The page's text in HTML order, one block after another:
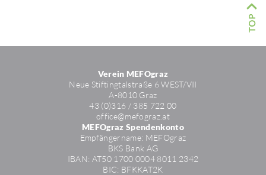
Verein MEFOgraz
Neue Stif­ting­tal­straße 6 WEST/​VII
A-8010 Graz
43 (0)316 / 385 722 00
office@mefo­graz.at
MEFOgraz Spendenkonto
Empfän­ger­name: MEFO­graz
BKS Bank AG
IBAN: AT50 1700 0004 8011 2342
BIC: BFKKAT2K